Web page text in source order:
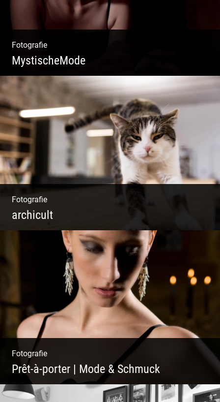
Fotografie
MystischeMode
Mystische Modefotografie
Fotografie
archicult
Lesen & Inspirieren | Messen & Verlegen |
Zeichnen & Malen | Planen & Bauen
Fotografie
Prêt-à-porter | Mode & Schmuck